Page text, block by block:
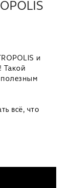
и
Такой
всё, что